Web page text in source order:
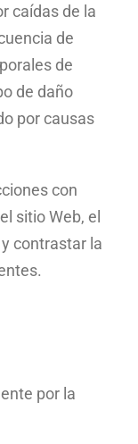
caídas de la
de
de
de daño
por causas
con
sitio Web, el
contrastar la
por la